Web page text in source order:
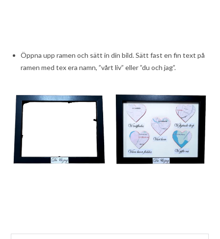
Öppna upp ramen och sätt in din bild. Sätt fast en fin text på
ramen med tex era namn, ”vårt liv” eller ”du och jag”.